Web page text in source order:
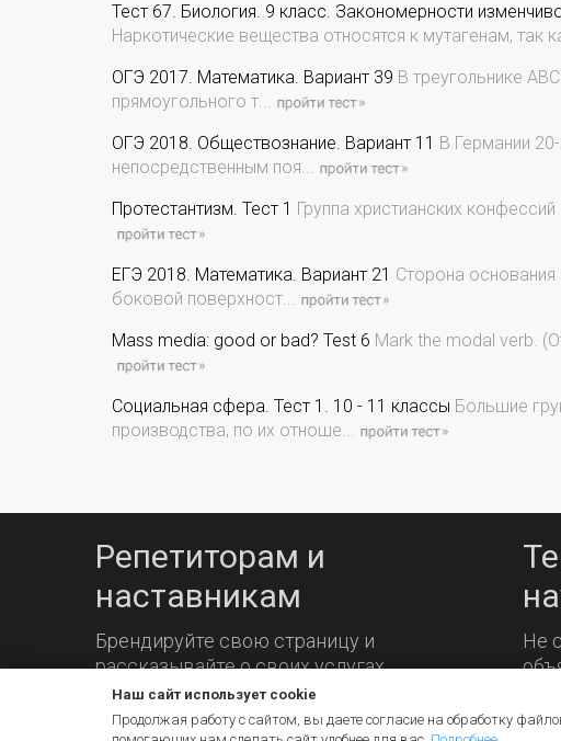
Тест 67. Биология. 9 класс. Закономерности
Наркотические вещества относятся к мутагенам, так
ОГЭ 2017. Математика. Вариант 39 В треугольнике
прямоугольного т...
ОГЭ 2018. Обществознание. Вариант 11 В Германии
непосредственным поя...
Протестантизм. Тест 1 Группа христианских
ЕГЭ 2018. Математика. Вариант 21 Сторона
боковой поверхност...
Mass media: good or bad? Test 6 Mark the modal verb.
Социальная сфера. Тест 1. 10 - 11 классы Большие
производства, по их отноше...
Репетиторам и
наставникам
Брендируйте свою страницу и
рассказывайте о своих услугах.
Не
Наш сайт использует cookie
Продолжая работу с сайтом, вы даете согласие на обработку